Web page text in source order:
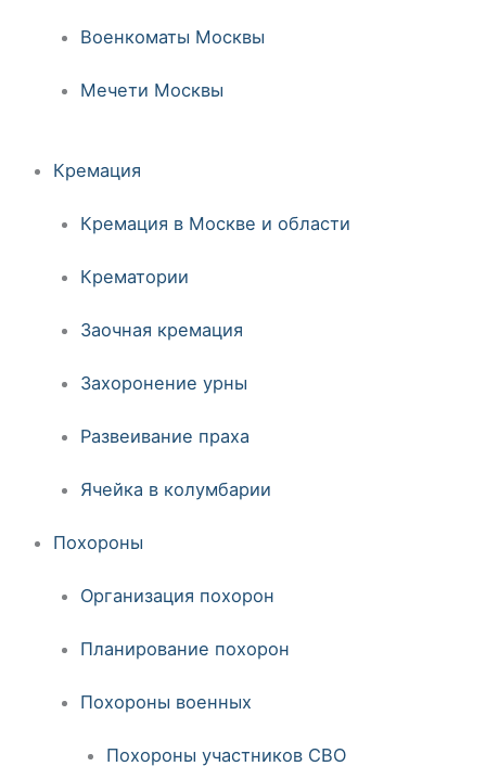
Военкоматы Москвы
Мечети Москвы
Кремация
Кремация в Москве и области
Крематории
Заочная кремация
Захоронение урны
Развеивание праха
Ячейка в колумбарии
Похороны
Организация похорон
Планирование похорон
Похороны военных
Похороны участников СВО